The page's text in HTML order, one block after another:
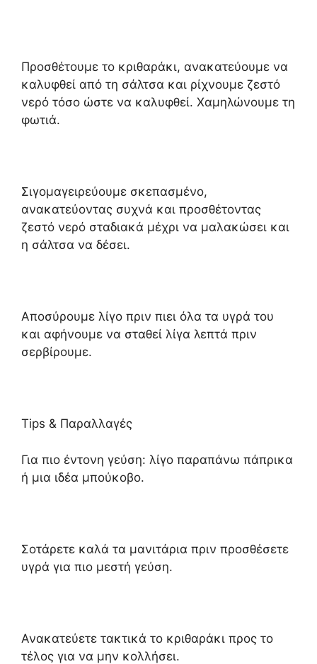
Προσθέτουμε το κριθαράκι, ανακατεύουμε να
καλυφθεί από τη σάλτσα και ρίχνουμε ζεστό
νερό τόσο ώστε να καλυφθεί. Χαμηλώνουμε τη
φωτιά.
Σιγομαγειρεύουμε σκεπασμένο,
ανακατεύοντας συχνά και προσθέτοντας
ζεστό νερό σταδιακά μέχρι να μαλακώσει και
η σάλτσα να δέσει.
Αποσύρουμε λίγο πριν πιει όλα τα υγρά του
και αφήνουμε να σταθεί λίγα λεπτά πριν
σερβίρουμε.
Tips & Παραλλαγές
Για πιο έντονη γεύση: λίγο παραπάνω πάπρικα
ή μια ιδέα μπούκοβο.
Σοτάρετε καλά τα μανιτάρια πριν προσθέσετε
υγρά για πιο μεστή γεύση.
Ανακατεύετε τακτικά το κριθαράκι προς το
τέλος για να μην κολλήσει.